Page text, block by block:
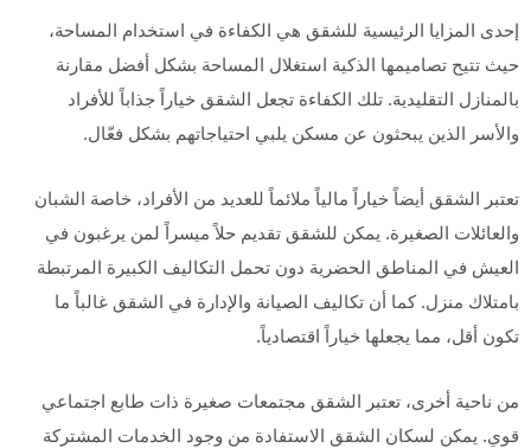
إحدى المزايا الرئيسية للشقق هي الكفاءة في استخدام المساحة،
حيث تتيح تصاميمها الذكية استغلال المساحة بشكل أفضل مقارنة
بالمنازل التقليدية. تلك الكفاءة تجعل الشقق خياراً جذاباً للأفراد
والأسر الذين يبحثون عن مسكن يلبي احتياجاتهم بشكل فعّال.
تعتبر الشقق أيضاً خياراً مالياً ملائماً للعديد من الأفراد، خاصة الشبان
والعائلات الصغيرة. يمكن للشقق تقديم حلاً ميسراً لمن يرغبون في
العيش في المناطق الحضرية دون تحمل التكاليف الكبيرة المرتبطة
بامتلاك منزل. كما أن تكاليف الصيانة والإدارة في الشقق غالباً ما
تكون أقل، مما يجعلها خياراً اقتصادياً.
من ناحية أخرى، تعتبر الشقق مجتمعات صغيرة ذات طابع اجتماعي
قوي. يمكن لسكان الشقق الاستفادة من وجود الخدمات المشتركة